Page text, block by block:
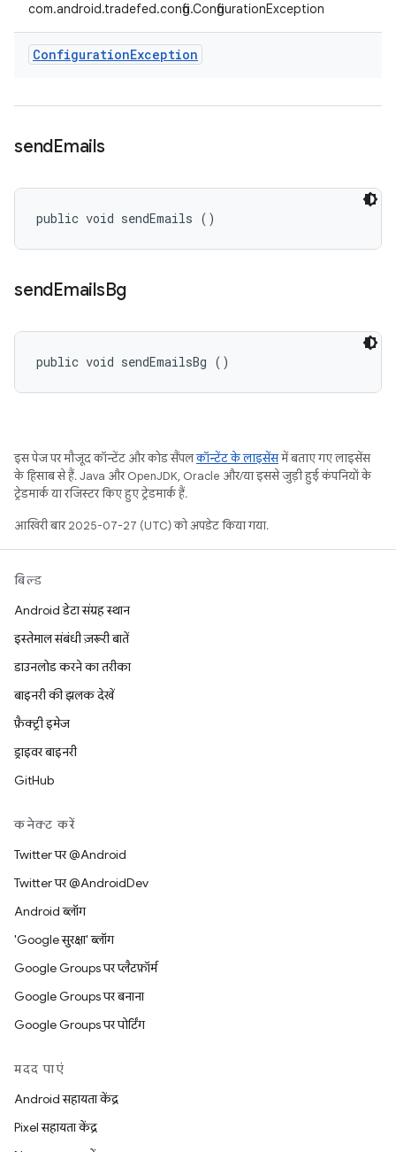
com.android.tradefed.config.ConfigurationException
ConfigurationException
sendEmails
public void sendEmails ()
sendEmailsBg
public void sendEmailsBg ()
इस पेज पर मौजूद कॉन्टेंट और कोड सैंपलकॉन्टेंट के लाइसेंसमें बताए गए लाइसेंस
के हिसाब से हैं. Java और OpenJDK, Oracle और/या इससे जुड़ी हुई कंपनियों के
ट्रेडमार्क या रजिस्टर किए हुए ट्रेडमार्क हैं.
आखिरी बार 2025-07-27 (UTC) को अपडेट किया गया.
बिल्ड
Android डेटा संग्रह स्थान
इस्तेमाल संबंधी ज़रूरी बातें
डाउनलोड करने का तरीका
बाइनरी की झलक देखें
फ़ैक्ट्री इमेज
ड्राइवर बाइनरी
GitHub
कनेक्ट करें
Twitter पर @Android
Twitter पर @AndroidDev
Android ब्लॉग
'Google सुरक्षा' ब्लॉग
Google Groups पर प्लैटफ़ॉर्म
Google Groups पर बनाना
Google Groups पर पोर्टिंग
मदद पाएं
Android सहायता केंद्र
Pixel सहायता केंद्र